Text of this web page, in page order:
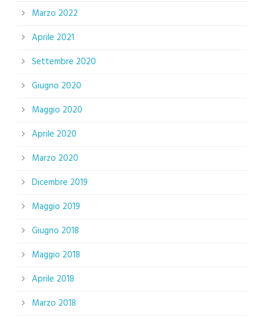
Marzo 2022
Aprile 2021
Settembre 2020
Giugno 2020
Maggio 2020
Aprile 2020
Marzo 2020
Dicembre 2019
Maggio 2019
Giugno 2018
Maggio 2018
Aprile 2018
Marzo 2018